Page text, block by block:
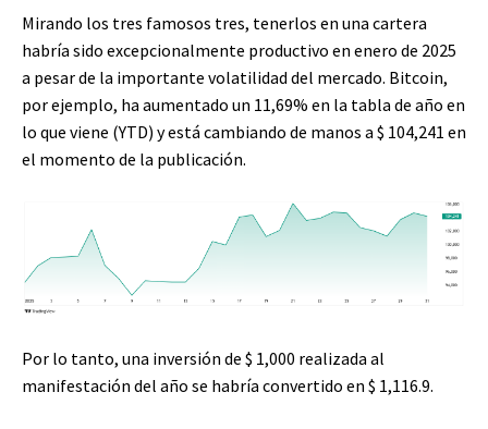
Mirando los tres famosos tres, tenerlos en una cartera
habría sido excepcionalmente productivo en enero de 2025
a pesar de la importante volatilidad del mercado. Bitcoin,
por ejemplo, ha aumentado un 11,69% en la tabla de año en
lo que viene (YTD) y está cambiando de manos a $ 104,241 en
el momento de la publicación.
Por lo tanto, una inversión de $ 1,000 realizada al
manifestación del año se habría convertido en $ 1,116.9.